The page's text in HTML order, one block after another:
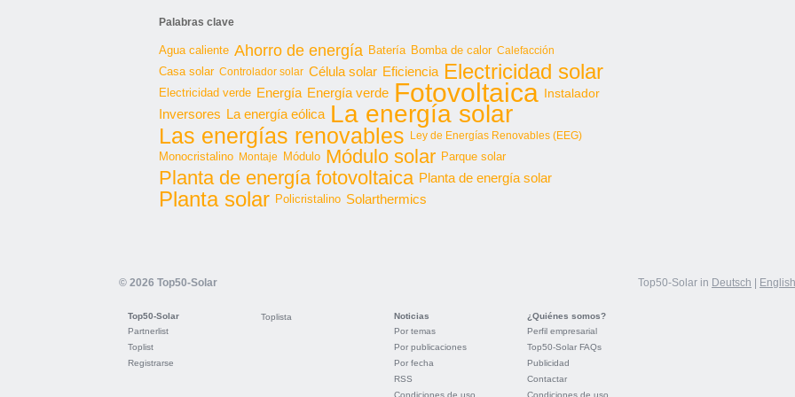
Palabras clave
Agua caliente Ahorro de energía Batería Bomba de calor Calefacción
Casa solar Controlador solar Célula solar Eficiencia Electricidad solar
Electricidad verde Energía Energía verde Fotovoltaica Instalador
Inversores La energía eólica La energía solar
Las energías renovables Ley de Energías Renovables (EEG)
Monocristalino Montaje Módulo Módulo solar Parque solar
Planta de energía fotovoltaica Planta de energía solar
Planta solar Policristalino Solarthermics
© 2026 Top50-Solar Top50-Solar in Deutsch English
Top50-Solar
Partnerlist
Toplist
Registrarse
Toplista
Noticias
Por temas
Por publicaciones
Por fecha
RSS
Condiciones de uso
¿Quiénes somos?
Perfil empresarial
Top50-Solar FAQs
Publicidad
Contactar
Condiciones de uso